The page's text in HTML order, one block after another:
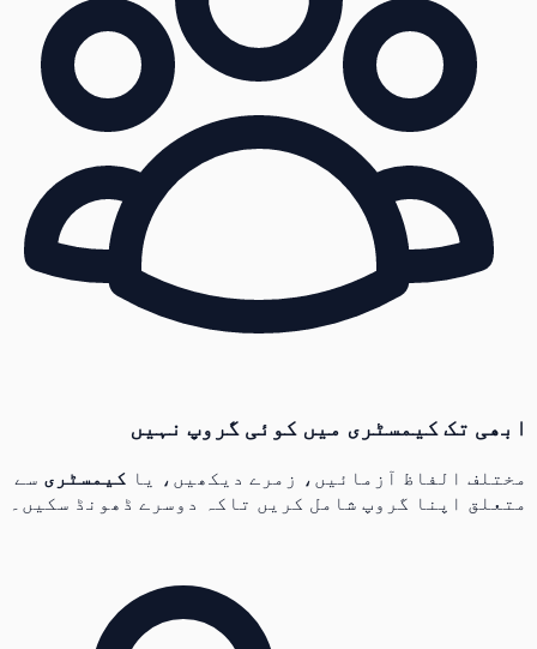
ابھی تک کیمسٹری میں کوئی گروپ نہیں
مختلف الفاظ آزمائیں، زمرے دیکھیں، یا کیمسٹریسے
متعلق اپنا گروپ شامل کریں تاکہ دوسرے ڈھونڈ سکیں۔